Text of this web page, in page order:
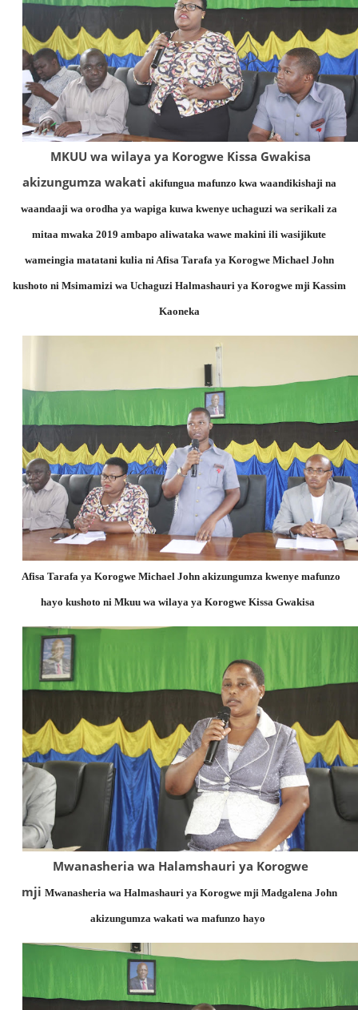
MKUU wa wilaya ya Korogwe Kissa Gwakisa
akizungumza wakati akifungua mafunzo kwa waandikishaji na
waandaaji wa orodha ya wapiga kuwa kwenye uchaguzi wa serikali za
mitaa mwaka 2019 ambapo aliwataka wawe makini ili wasijikute
wameingia matatani kulia ni Afisa Tarafa ya Korogwe Michael John
kushoto ni Msimamizi wa Uchaguzi Halmashauri ya Korogwe mji Kassim
Kaoneka
Afisa Tarafa ya Korogwe Michael Johnakizungumza kwenye mafunzo
hayo kushoto ni Mkuu wa wilaya ya Korogwe Kissa Gwakisa
Mwanasheria wa Halamshauri ya Korogwe
mji Mwanasheria wa Halmashauri ya Korogwe mji Madgalena John
akizungumza wakati wa mafunzo hayo